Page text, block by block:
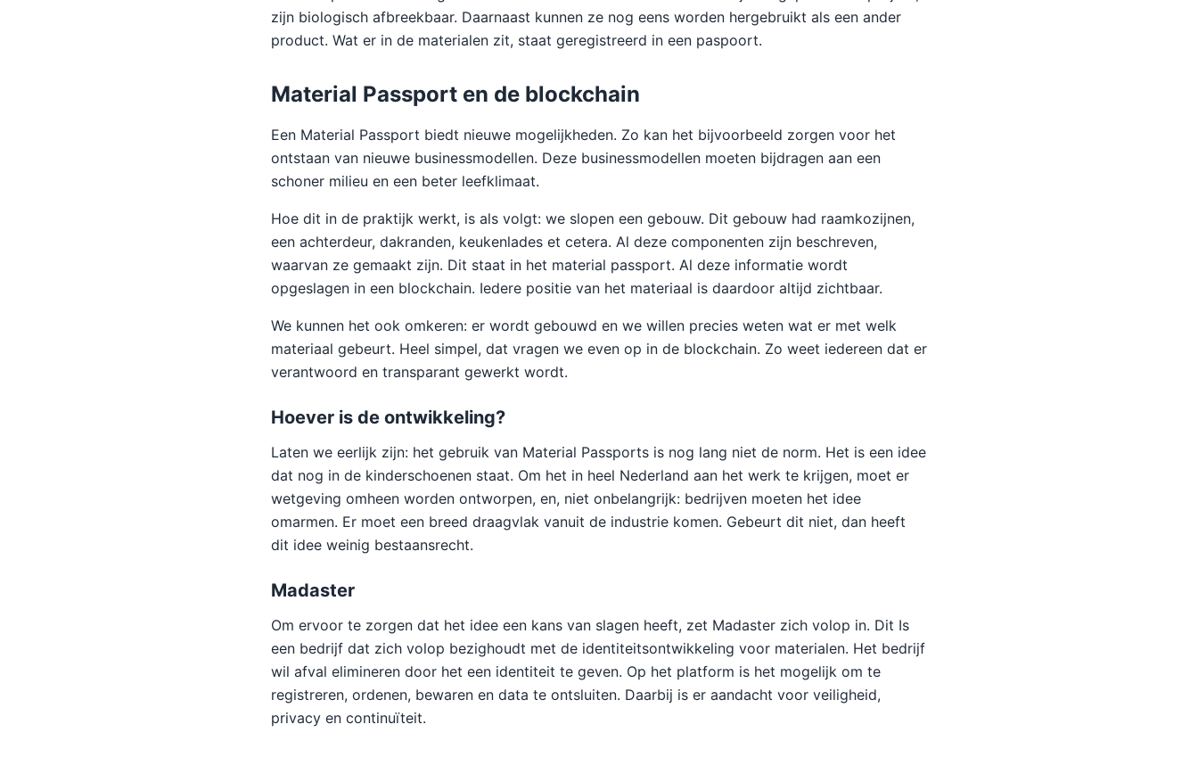
zijn biologisch afbreekbaar. Daarnaast kunnen ze nog eens worden hergebruikt als een ander
product. Wat er in de materialen zit, staat geregistreerd in een paspoort.
Material Passport en de blockchain
Een Material Passport biedt nieuwe mogelijkheden. Zo kan het bijvoorbeeld zorgen voor het
ontstaan van nieuwe businessmodellen. Deze businessmodellen moeten bijdragen aan een
schoner milieu en een beter leefklimaat.
Hoe dit in de praktijk werkt, is als volgt: we slopen een gebouw. Dit gebouw had raamkozijnen,
een achterdeur, dakranden, keukenlades et cetera. Al deze componenten zijn beschreven,
waarvan ze gemaakt zijn. Dit staat in het material passport. Al deze informatie wordt
opgeslagen in een blockchain. Iedere positie van het materiaal is daardoor altijd zichtbaar.
We kunnen het ook omkeren: er wordt gebouwd en we willen precies weten wat er met welk
materiaal gebeurt. Heel simpel, dat vragen we even op in de blockchain. Zo weet iedereen dat er
verantwoord en transparant gewerkt wordt.
Hoever is de ontwikkeling?
Laten we eerlijk zijn: het gebruik van Material Passports is nog lang niet de norm. Het is een idee
dat nog in de kinderschoenen staat. Om het in heel Nederland aan het werk te krijgen, moet er
wetgeving omheen worden ontworpen, en, niet onbelangrijk: bedrijven moeten het idee
omarmen. Er moet een breed draagvlak vanuit de industrie komen. Gebeurt dit niet, dan heeft
dit idee weinig bestaansrecht.
Madaster
Om ervoor te zorgen dat het idee een kans van slagen heeft, zet Madaster zich volop in. Dit Is
een bedrijf dat zich volop bezighoudt met de identiteitsontwikkeling voor materialen. Het bedrijf
wil afval elimineren door het een identiteit te geven. Op het platform is het mogelijk om te
registreren, ordenen, bewaren en data te ontsluiten. Daarbij is er aandacht voor veiligheid,
privacy en continuïteit.